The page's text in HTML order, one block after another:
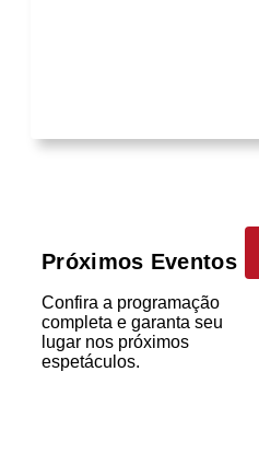
Próximos Eventos
Confira a programação
completa e garanta seu
lugar nos próximos
espetáculos.